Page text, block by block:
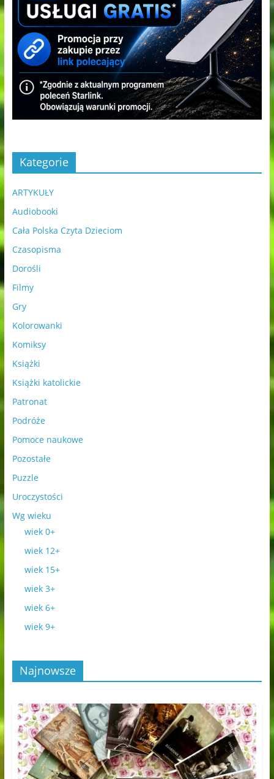
Kategorie
ARTYKUŁY
Audiobooki
Cała Polska Czyta Dzieciom
Czasopisma
Dorośli
Filmy
Gry
Kolorowanki
Komiksy
Książki
Książki katolickie
Patronat
Podróże
Pomoce naukowe
Pozostałe
Puzzle
Uroczystości
Wg wieku
wiek 0+
wiek 12+
wiek 15+
wiek 3+
wiek 6+
wiek 9+
Najnowsze